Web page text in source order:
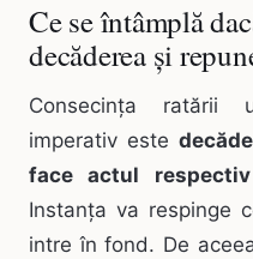
Ce se întâmplă
decăderea și
Consecința ratării
imperativ este
face actul respectiv
Instanța va respinge
intre în fond. De